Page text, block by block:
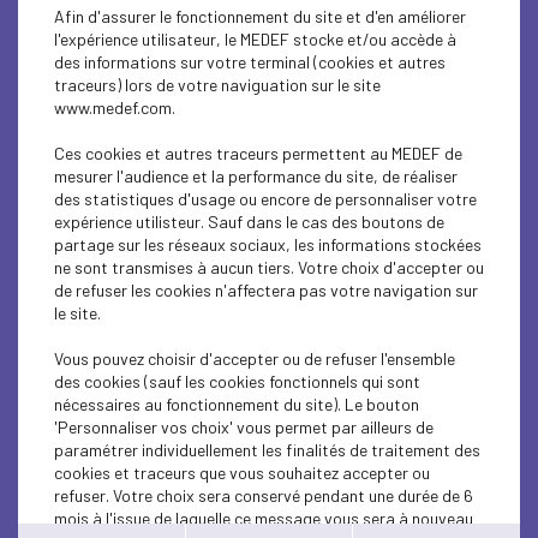
INTERNATIONAL - EUROPE
INTERNATIONAL - EUROPE
ECONOMY
ECONOMY
INTERNATIONAL - EUROPE
ECONOMY
INTERNATIONAL - EUROPE
INTERNATIONAL - EUROPE
INTERNATIONAL - EUROPE
INTERNATIONAL - EUROPE
INTERNATIONAL - EUROPE
Afin d'assurer le fonctionnement du site et d'en améliorer
l'expérience utilisateur, le MEDEF stocke et/ou accède à
des informations sur votre terminal (cookies et autres
traceurs) lors de votre naviguation sur le site
www.medef.com.
Ces cookies et autres traceurs permettent au MEDEF de
mesurer l'audience et la performance du site, de réaliser
des statistiques d'usage ou encore de personnaliser votre
expérience utilisteur. Sauf dans le cas des boutons de
partage sur les réseaux sociaux, les informations stockées
ne sont transmises à aucun tiers. Votre choix d'accepter ou
de refuser les cookies n'affectera pas votre navigation sur
le site.
Vous pouvez choisir d'accepter ou de refuser l'ensemble
des cookies (sauf les cookies fonctionnels qui sont
nécessaires au fonctionnement du site). Le bouton
'Personnaliser vos choix' vous permet par ailleurs de
paramétrer individuellement les finalités de traitement des
cookies et traceurs que vous souhaitez accepter ou
refuser. Votre choix sera conservé pendant une durée de 6
mois à l'issue de laquelle ce message vous sera à nouveau